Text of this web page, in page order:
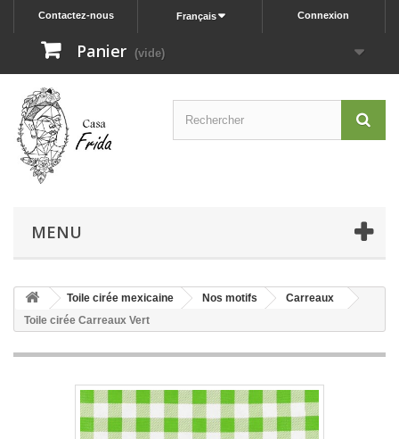
Connexion
Français
Contactez-nous
Panier (vide)
MENU
Toile cirée mexicaine Nos motifs
Carreaux
Toile cirée Carreaux Vert